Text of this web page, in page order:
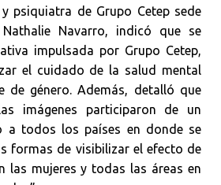
psiquiatra de Grupo Cetep sede
Nathalie Navarro, indicó que se
impulsada por Grupo Cetep,
el cuidado de la salud mental
de género. Además, detalló que
imágenes participaron de un
a todos los países en donde se
formas de visibilizar el efecto de
las mujeres y todas las áreas en